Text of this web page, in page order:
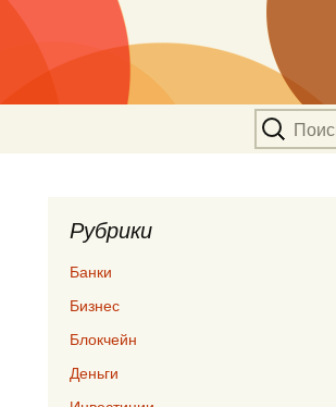
Найти:
Рубрики
Банки
Бизнес
Блокчейн
Деньги